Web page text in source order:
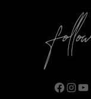
Facebook Instagram YouTube